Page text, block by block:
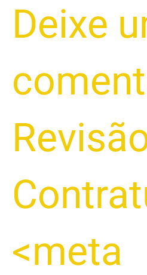
Deixe
<meta
GOLPES
PIX:
COMO
REEMBOLSO
DO
BANCO
PROTEGER
SUAS